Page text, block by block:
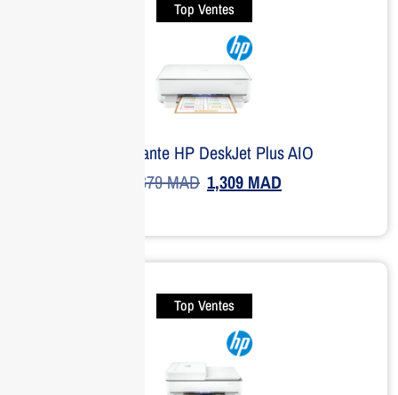
Top Ventes
Imprimante HP DeskJet Plus AIO
1,679MAD 1,309 MAD
Top Ventes